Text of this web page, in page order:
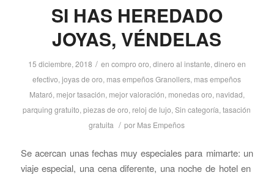
SI HAS HEREDADO
JOYAS, VÉNDELAS
15 diciembre, 2018 / en compro oro, dinero al instante, dinero en
efectivo,joyas de oro, mas empeños Granollers, mas empeños
Mataró, mejor tasación, mejor valoración, monedas oro, navidad,
parquing gratuito,piezas de oro, reloj de lujo,Sin categoría,tasación
gratuita / por Mas Empeños
Se acercan unas fechas muy especiales para mimarte: un
viaje especial, una cena diferente, una noche de hotel en